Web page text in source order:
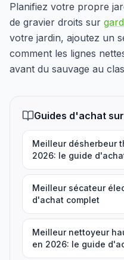
Planifiez votre propre
de gravier droits sur
votre jardin, ajoutez un
comment les lignes
avant du sauvage au
Guides d'achat
Meilleur désherbeur
2026: le guide
Meilleur sécateur
d'achat complet
Meilleur nettoyeur
en 2026: le guide